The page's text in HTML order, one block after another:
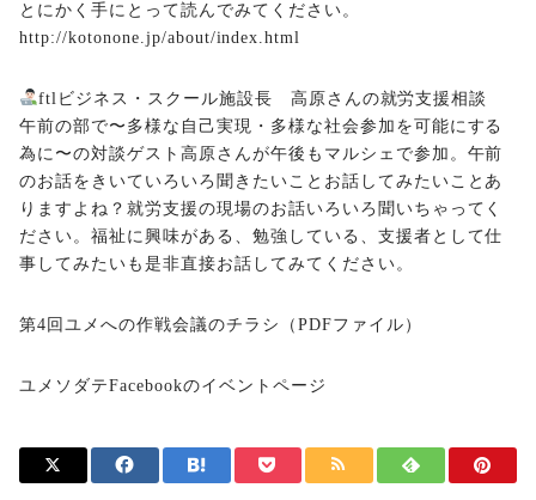
とにかく手にとって読んでみてください。
http://kotonone.jp/about/index.html
ftlビジネス・スクール施設長 高原さんの就労支援相談
午前の部で〜多様な自己実現・多様な社会参加を可能にする
為に〜の対談ゲスト高原さんが午後もマルシェで参加。午前
のお話をきいていろいろ聞きたいことお話してみたいことあ
りますよね？就労支援の現場のお話いろいろ聞いちゃってく
ださい。福祉に興味がある、勉強している、支援者として仕
事してみたいも是非直接お話してみてください。
第4回ユメへの作戦会議のチラシ （PDFファイル）
ユメソダテFacebookのイベントページ